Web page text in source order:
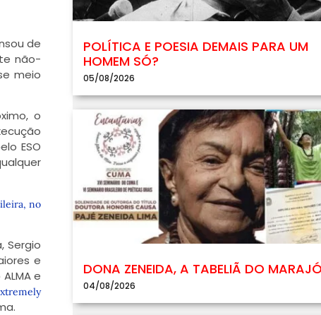
de
não-
meio
o
ESO
no
Sergio
e
e
POLÍTICA E POESIA DEMAIS PARA UM
HOMEM SÓ?
05/08/2026
DONA ZENEIDA, A TABELIÃ DO
04/08/2026